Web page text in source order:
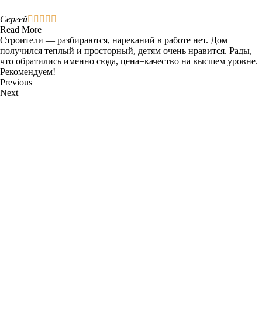
Сергей    
Read More
Строители — разбираются, нареканий в работе нет. Дом
получился теплый и просторный, детям очень нравится. Рады,
что обратились именно сюда, цена=качество на высшем уровне.
Рекомендуем!
Previous
Next